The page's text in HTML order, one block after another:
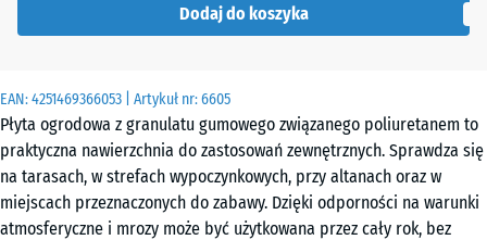
EAN:4251469366053 | Artykuł nr:6605
Płyta ogrodowa z granulatu gumowego związanego poliuretanem to
praktyczna nawierzchnia do zastosowań zewnętrznych. Sprawdza się
na tarasach, w strefach wypoczynkowych, przy altanach oraz w
miejscach przeznaczonych do zabawy. Dzięki odporności na warunki
atmosferyczne i mrozy może być użytkowana przez cały rok, bez
x 3
0,25
m²
50
Dodaj do koszyka